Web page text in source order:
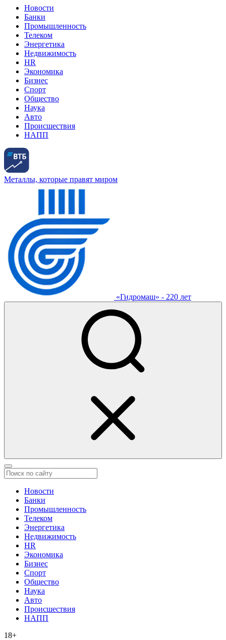
Новости
Банки
Промышленность
Телеком
Энергетика
Недвижимость
HR
Экономика
Бизнес
Спорт
Общество
Наука
Авто
Происшествия
НАПП
Металлы, которые правят миром
«Гидромаш» - 220 лет
Новости
Банки
Промышленность
Телеком
Энергетика
Недвижимость
HR
Экономика
Бизнес
Спорт
Общество
Наука
Авто
Происшествия
НАПП
18+